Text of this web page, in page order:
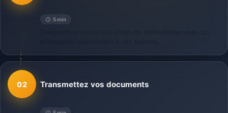
5 min
02 Transmettez vos documents